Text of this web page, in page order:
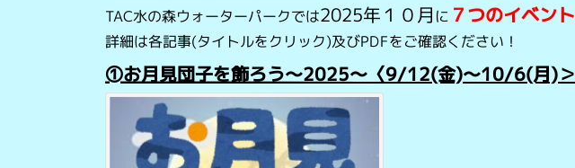
TAC水の森ウォーターパークでは2025年１０月 に ７つのイベント
詳細は各記事(タイトルをクリック)及びPDFをご確認ください！
➀お月見団子を飾ろう～2025～ 〈9/12(金)～10/6(月)＞